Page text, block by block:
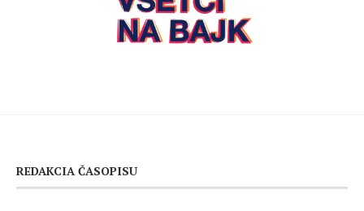
REDAKCIA ČASOPISU